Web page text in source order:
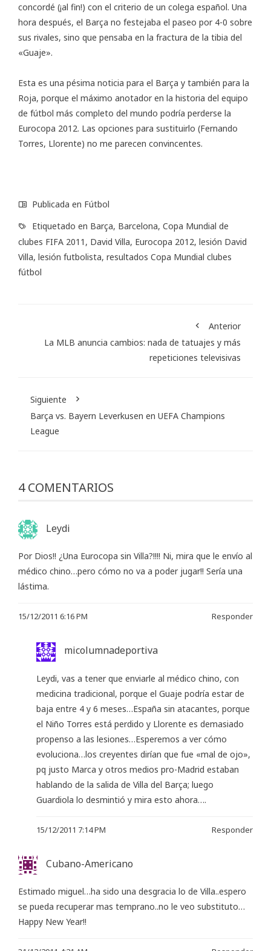
concordé (¡al fin!) con el criterio de un colega español. Una
hora después, el Barça no festejaba el paseo por 4-0 sobre
sus rivales, sino que pensaba en la fractura de la tibia del
«Guaje».
Esta es una pésima noticia para el Barça y también para la
Roja, porque el máximo anotador en la historia del equipo
de fútbol más completo del mundo podría perderse la
Eurocopa 2012. Las opciones para sustituirlo (Fernando
Torres, Llorente) no me parecen convincentes.
Publicada en Fútbol
Etiquetado en Barça, Barcelona, Copa Mundial de
clubes FIFA 2011 , David Villa, Eurocopa 2012, lesión David
Villa, lesión futbolista, resultados Copa Mundial clubes
fútbol
Anterior
La MLB anuncia cambios: nada de tatuajes y más
repeticiones televisivas
Siguiente
Barça vs. Bayern Leverkusen en UEFA Champions
League
4 COMENTARIOS
Leydi
Por Dios!! ¿Una Eurocopa sin Villa?!!!! Ni, mira que le envío al
médico chino…pero cómo no va a poder jugar!! Sería una
lástima.
15/12/2011 6:16 PM Responder
micolumnadeportiva
Leydi, vas a tener que enviarle al médico chino, con
medicina tradicional, porque el Guaje podría estar de
baja entre 4 y 6 meses…España sin atacantes, porque
el Niño Torres está perdido y Llorente es demasiado
propenso a las lesiones…Esperemos a ver cómo
evoluciona…los creyentes dirían que fue «mal de ojo»,
pq justo Marca y otros medios pro-Madrid estaban
hablando de la salida de Villa del Barça; luego
Guardiola lo desmintió y mira esto ahora….
15/12/2011 7:14 PM Responder
Cubano-Americano
Estimado miguel…ha sido una desgracia lo de Villa..espero
se pueda recuperar mas temprano..no le veo substituto…
Happy New Year!!